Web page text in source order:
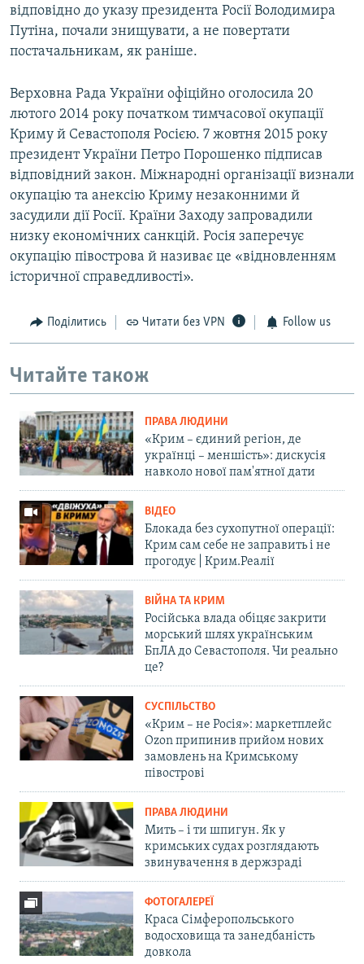
відповідно до указу президента Росії Володимира
Путіна, почали знищувати, а не повертати
постачальникам, як раніше.
Верховна Рада України офіційно оголосила 20
лютого 2014 року початком тимчасової окупації
Криму й Севастополя Росією. 7 жовтня 2015 року
президент України Петро Порошенко підписав
відповідний закон. Міжнародні організації визнали
окупацію та анексію Криму незаконними й
засудили дії Росії. Країни Заходу запровадили
низку економічних санкцій. Росія заперечує
окупацію півострова й називає це «відновленням
історичної справедливості».
Поділитись Читати без VPN Follow us
Читайте також
ПРАВА ЛЮДИНИ
«Крим – єдиний регіон, де
українці – меншість»: дискусія
навколо нової пам'ятної дати
ВІДЕО
Блокада без сухопутної операції:
Крим сам себе не заправить і не
прогодує | Крим.Реалії
ВІЙНА ТА КРИМ
Російська влада обіцяє закрити
морський шлях українським
БпЛА до Севастополя. Чи реально
це?
СУСПІЛЬСТВО
«Крим – не Росія»: маркетплейс
Ozon припинив прийом нових
замовлень на Кримському
півострові
ПРАВА ЛЮДИНИ
Мить – і ти шпигун. Як у
кримських судах розглядають
звинувачення в держзраді
ФОТОГАЛЕРЕЇ
Краса Сімферопольського
водосховища та занедбаність
довкола